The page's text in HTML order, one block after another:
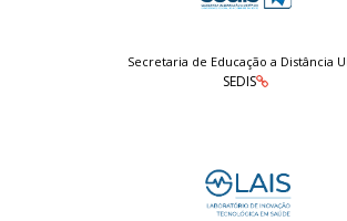
Secretaria de Educação a Distância
SEDIS